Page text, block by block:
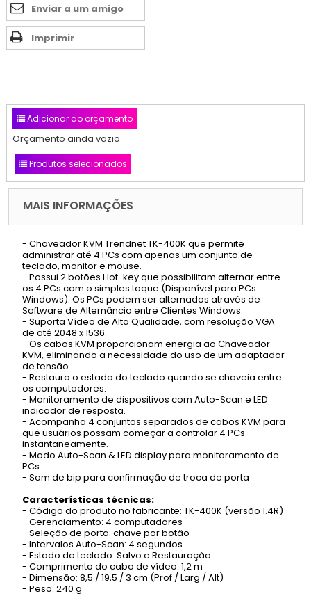
Enviar a um amigo
Imprimir
Adicionar ao orçamento
Orçamento ainda vazio
Produtos selecionados
MAIS INFORMAÇÕES
- Chaveador KVM Trendnet TK-400K que permite
administrar até 4 PCs com apenas um conjunto de
teclado, monitor e mouse.
- Possui 2 botões Hot-key que possibilitam alternar entre
os 4 PCs com o simples toque (Disponível para PCs
Windows). Os PCs podem ser alternados através de
Software de Alternância entre Clientes Windows.
- Suporta Vídeo de Alta Qualidade, com resolução VGA
de até 2048 x 1536.
- Os cabos KVM proporcionam energia ao Chaveador
KVM, eliminando a necessidade do uso de um adaptador
de tensão.
- Restaura o estado do teclado quando se chaveia entre
os computadores.
- Monitoramento de dispositivos com Auto-Scan e LED
indicador de resposta.
- Acompanha 4 conjuntos separados de cabos KVM para
que usuários possam começar a controlar 4 PCs
instantaneamente.
- Modo Auto-Scan & LED display para monitoramento de
PCs.
- Som de bip para confirmação de troca de porta
Características técnicas:
- Código do produto no fabricante: TK-400K (versão 1.4R)
- Gerenciamento: 4 computadores
- Seleção de porta: chave por botão
- Intervalos Auto-Scan: 4 segundos
- Estado do teclado: Salvo e Restauração
- Comprimento do cabo de vídeo: 1,2 m
- Dimensão: 8,5 / 19,5 / 3 cm (Prof / Larg / Alt)
- Peso: 240 g